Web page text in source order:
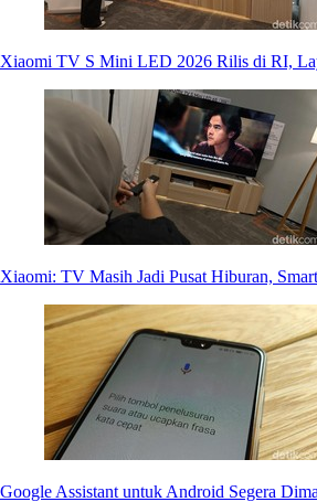
Xiaomi TV S Mini LED 2026 Rilis di RI,
Xiaomi: TV Masih Jadi Pusat Hiburan,
Google Assistant untuk Android Segera